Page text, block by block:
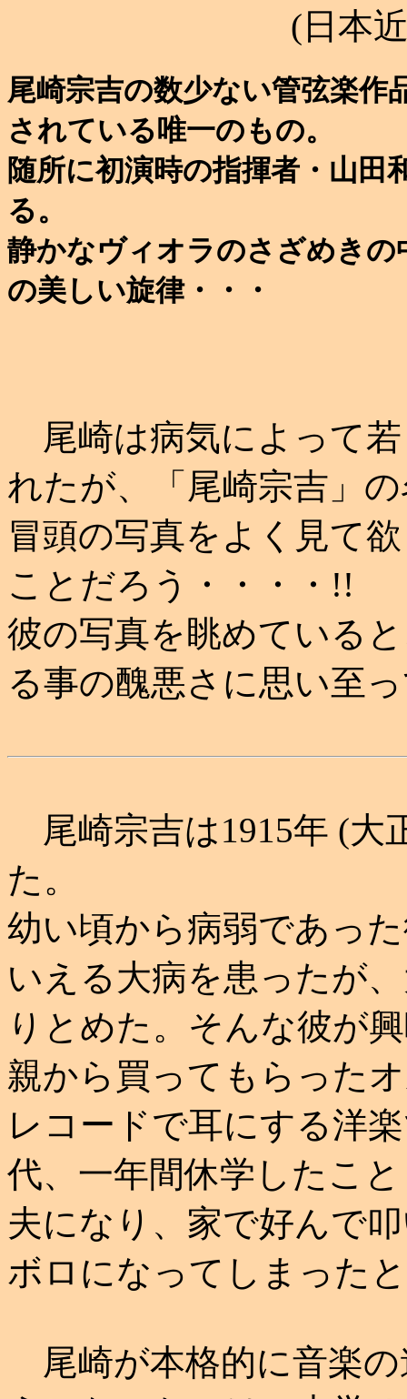
(日本近代音
尾崎宗吉の数少ない管弦楽作
されている唯一のもの。
随所に初演時の指揮者・山
る。
静かなヴィオラのさざめき
の美しい旋律・・・
尾崎は病気によって
れたが、「尾崎宗吉」
冒頭の写真をよく見て
ことだろう・・・・!!
彼の写真を眺めている
る事の醜悪さに思い至
尾崎宗吉は1915年 (大
た。
幼い頃から病弱であっ
いえる大病を患ったが
りとめた。そんな彼が
親から買ってもらった
レコードで耳にする洋
代、一年間休学したこ
夫になり、家で好んで
ボロになってしまった
尾崎が本格的に音楽